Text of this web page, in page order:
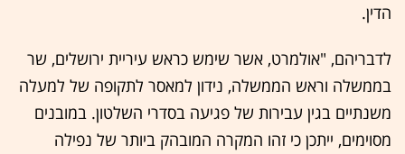
הדין.
לדבריהם, "אולמרט, אשר שימש כראש עיריית ירושלים, שר
בממשלה וראש הממשלה, נידון למאסר לתקופה של למעלה
משנתיים בגין עבירות של פגיעה בסדרי השלטון. במובנים
מסוימים, ייתכן כי זהו המקרה המובהק ביותר של נפילה